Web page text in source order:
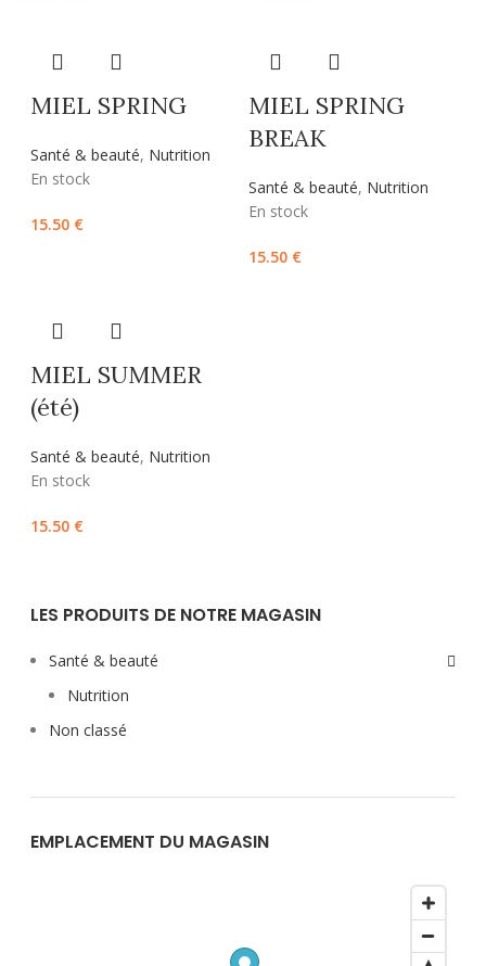
LES PRODUITS DE NOTRE MAGASIN
Santé & beauté
Nutrition
Non classé
EMPLACEMENT DU MAGASIN
MIEL SPRING
Santé & beauté, Nutrition
En stock
15.50 €
MIEL SPRING
BREAK
Santé & beauté, Nutrition
En stock
15.50 €
MIEL SUMMER
(été)
Santé & beauté, Nutrition
En stock
15.50 €